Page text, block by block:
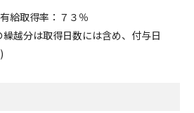
給取得率：７３％
越分は取得日数には含め、付与日